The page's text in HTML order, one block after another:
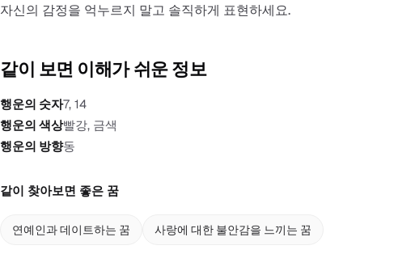
자신의 감정을 억누르지 말고 솔직하게 표현하세요.
같이 보면 이해가 쉬운 정보
행운의 숫자7, 14
행운의 색상빨강, 금색
행운의 방향동
같이 찾아보면 좋은 꿈
연예인과 데이트하는 꿈 사랑에 대한 불안감을 느끼는 꿈